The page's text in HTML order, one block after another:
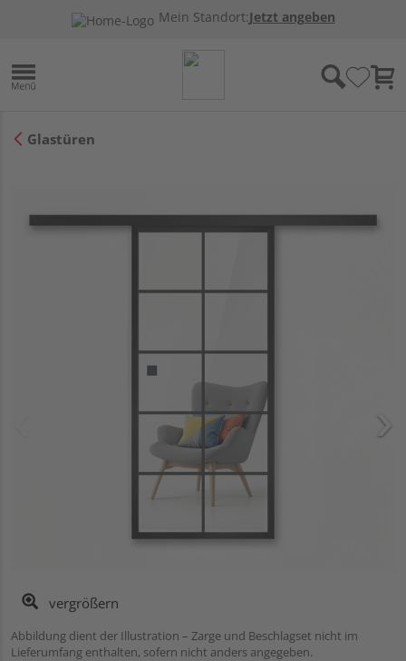
Mein Standort:Jetzt angeben
Glastüren
vergrößern
Abbildung dient der Illustration – Zarge und Beschlagset nicht im
Lieferumfang enthalten, sofern nicht anders angegeben.